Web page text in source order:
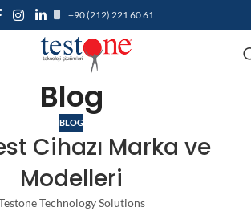
+90 (212) 221 60 61
Blog
BLOG
Cihazı Marka ve
Modelleri
Technology Solutions